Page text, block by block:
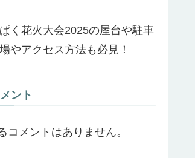
く花火大会2025の屋台や駐車
やアクセス方法も必見！
ント
コメントはありません。